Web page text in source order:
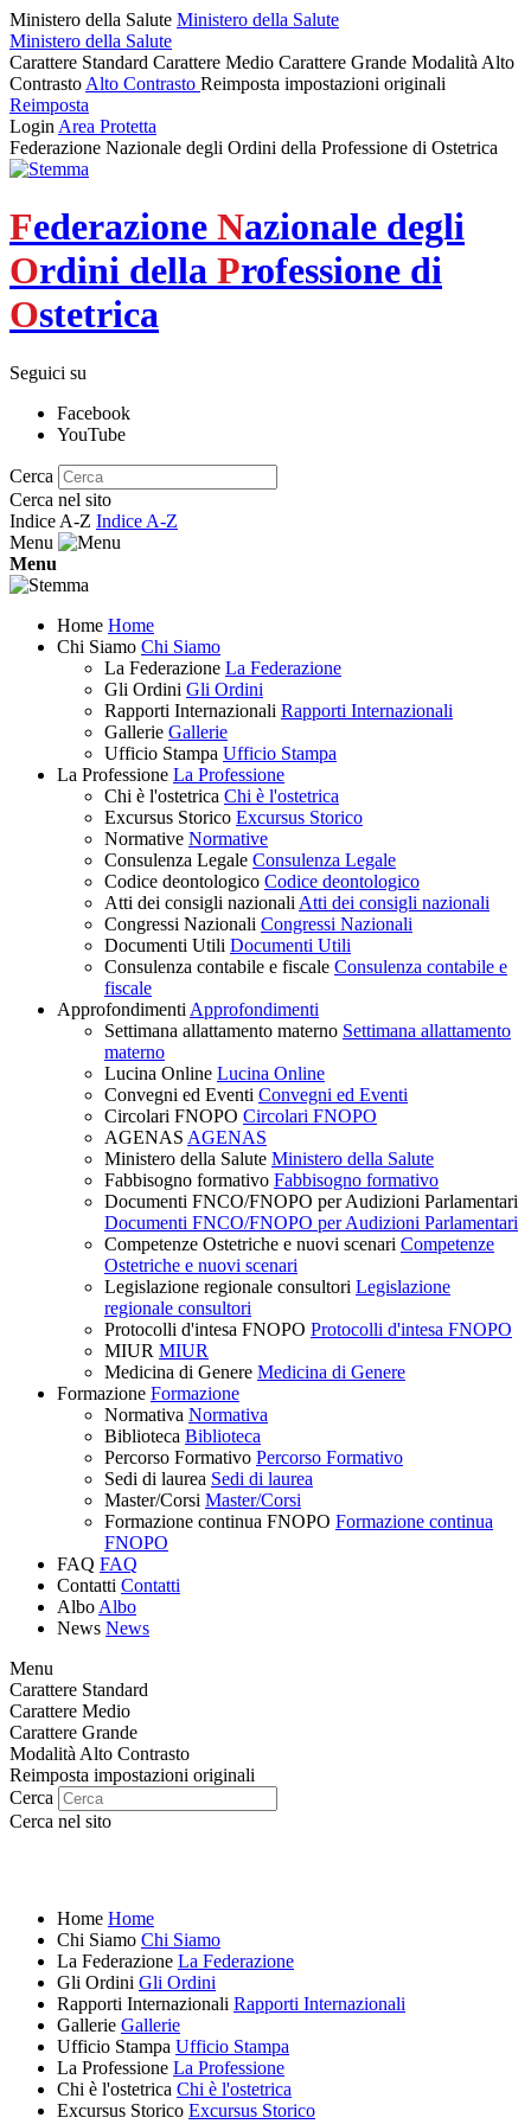
Ministero della Salute Ministero della Salute
Ministero della Salute
Carattere Standard Carattere Medio Carattere Grande Modalità Alto
Contrasto Alto Contrasto Reimposta impostazioni originali
Reimposta
Login Area Protetta
Federazione Nazionale degli Ordini della Professione di Ostetrica
Federazione Nazionale degli
Ordini della Professione di
Ostetrica
Seguici su
Facebook
YouTube
Cerca
Cerca nel sito
Indice A-Z Indice A-Z
Menu
Menu
Home Home
Chi Siamo Chi Siamo
La Federazione La Federazione
Gli Ordini Gli Ordini
Rapporti Internazionali Rapporti Internazionali
Gallerie Gallerie
Ufficio Stampa Ufficio Stampa
La Professione La Professione
Chi è l'ostetrica Chi è l'ostetrica
Excursus Storico Excursus Storico
Normative Normative
Consulenza Legale Consulenza Legale
Codice deontologico Codice deontologico
Atti dei consigli nazionali Atti dei consigli nazionali
Congressi Nazionali Congressi Nazionali
Documenti Utili Documenti Utili
Consulenza contabile e fiscale Consulenza contabile e
fiscale
Approfondimenti Approfondimenti
Settimana allattamento materno Settimana allattamento
materno
Lucina Online Lucina Online
Convegni ed Eventi Convegni ed Eventi
Circolari FNOPO Circolari FNOPO
AGENAS AGENAS
Ministero della Salute Ministero della Salute
Fabbisogno formativo Fabbisogno formativo
Documenti FNCO/FNOPO per Audizioni Parlamentari
Documenti FNCO/FNOPO per Audizioni Parlamentari
Competenze Ostetriche e nuovi scenari Competenze
Ostetriche e nuovi scenari
Legislazione regionale consultori Legislazione
regionale consultori
Protocolli d'intesa FNOPO Protocolli d'intesa FNOPO
MIUR MIUR
Medicina di Genere Medicina di Genere
Formazione Formazione
Normativa Normativa
Biblioteca Biblioteca
Percorso Formativo Percorso Formativo
Sedi di laurea Sedi di laurea
Master/Corsi Master/Corsi
Formazione continua FNOPO Formazione continua
FNOPO
FAQ FAQ
Contatti Contatti
Albo Albo
News News
Menu
Carattere Standard
Carattere Medio
Carattere Grande
Modalità Alto Contrasto
Reimposta impostazioni originali
Cerca
Cerca nel sito
Home Home
Chi Siamo Chi Siamo
La Federazione La Federazione
Gli Ordini Gli Ordini
Rapporti Internazionali Rapporti Internazionali
Gallerie Gallerie
Ufficio Stampa Ufficio Stampa
La Professione La Professione
Chi è l'ostetrica Chi è l'ostetrica
Excursus Storico Excursus Storico